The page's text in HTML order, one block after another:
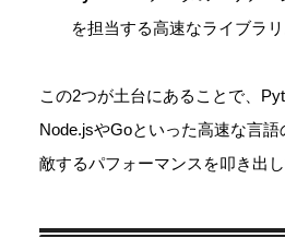
を担当する高速なライブラリ
この2つが土台にあることで、
Node.jsやGoといった高速な言
敵するパフォーマンスを叩き出し